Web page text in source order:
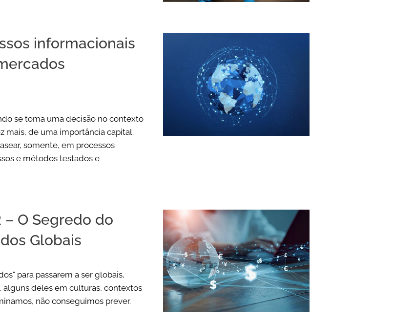
informacionais
se toma uma decisão no contexto
mais, de uma importância capital.
somente, em processos
e métodos testados e
– O Segredo do
Globais
para passarem a ser globais,
deles em culturas, contextos
não conseguimos prever.